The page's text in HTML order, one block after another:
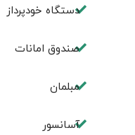
دستگاه خودپرداز
صندوق امانات
مبلمان
آسانسور